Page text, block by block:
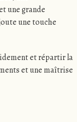
une grande
une touche
et répartir la
et une maîtrise